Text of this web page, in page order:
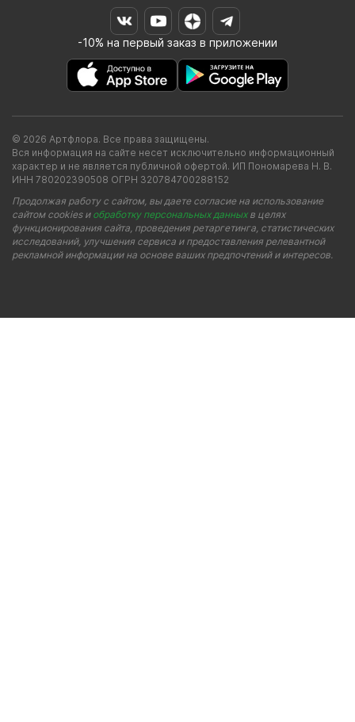
-10% на первый заказ в приложении
© 2026 Артфлора. Все права защищены.
Вся информация на сайте несет исключительно информационный
характер и не является публичной офертой. ИП Пономарева Н. В.
ИНН 780202390508 ОГРН 320784700288152
Продолжая работу с сайтом, вы даете согласие на использование
сайтом cookies и обработку персональных данныхв целях
функционирования сайта, проведения ретаргетинга, статистических
исследований, улучшения сервиса и предоставления релевантной
рекламной информации на основе ваших предпочтений и интересов.